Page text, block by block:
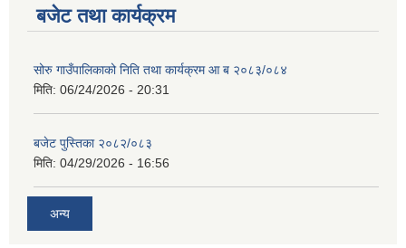
बजेट तथा कार्यक्रम
सोरु गाउँपालिकाको निति तथा कार्यक्रम आ ब २०८३/०८४
मिति: 06/24/2026 - 20:31
बजेट पुस्तिका २०८२/०८३
मिति: 04/29/2026 - 16:56
अन्य